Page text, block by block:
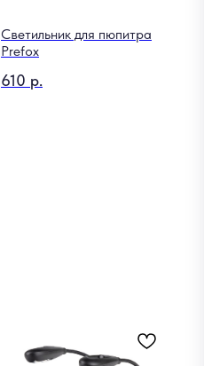
Cветильник для пюпитра
Prefox
610 р.